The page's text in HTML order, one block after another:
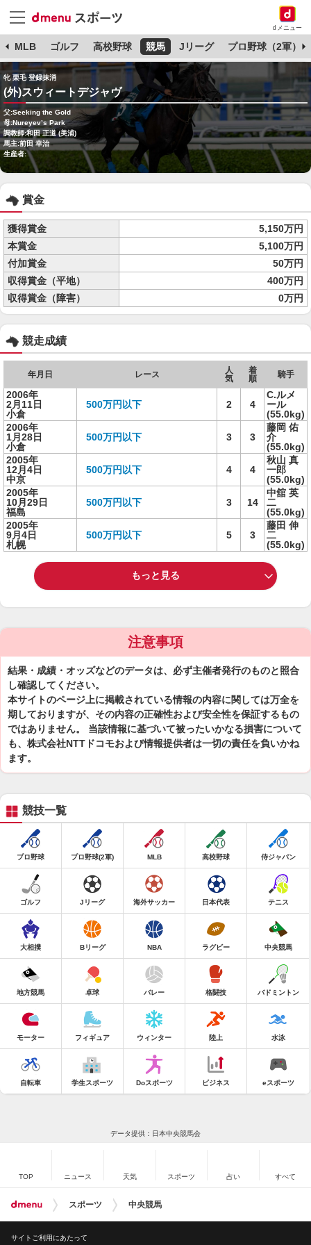
dメニュー
MLB ゴルフ 高校野球 競馬 Jリーグ プロ野球（2軍）
牝 栗毛 登録抹消
(外)スウィートデジャヴ
父:Seeking the Gold
母:Nureyev’s Park
調教師:和田 正道 (美浦)
馬主:前田 幸治
生産者:
賞金
獲得賞金
5,150万円
本賞金
5,100万円
付加賞金
50万円
収得賞金（平地）
400万円
収得賞金（障害）
0万円
競走成績
年月日 レース
人
気
着
順
騎手
2006年
2月11日
小倉
500万円以下 2 4
C.ルメ
ール
(55.0kg)
2006年
1月28日
小倉
500万円以下 3 3
藤岡 佑
介
(55.0kg)
2005年
12月4日
中京
500万円以下 4 4
秋山 真
一郎
(55.0kg)
2005年
10月29日
福島
500万円以下 3 14
中舘 英
二
(55.0kg)
2005年
9月4日
札幌
500万円以下 5 3
藤田 伸
二
(55.0kg)
もっと見る
注意事項
結果・成績・オッズなどのデータは、必ず主催者発行のものと照合
し確認してください。
本サイトのページ上に掲載されている情報の内容に関しては万全を
期しておりますが、その内容の正確性および安全性を保証するもの
ではありません。 当該情報に基づいて被ったいかなる損害について
も、株式会社NTTドコモおよび情報提供者は一切の責任を負いかね
ます。
競技一覧
プロ野球 プロ野球(2軍) MLB 高校野球 侍ジャパン
ゴルフ Jリーグ 海外サッカー 日本代表 テニス
大相撲 Bリーグ NBA ラグビー 中央競馬
地方競馬 卓球 バレー 格闘技 バドミントン
モーター フィギュア ウィンター 陸上 水泳
自転車 学生スポーツ Doスポーツ ビジネス eスポーツ
データ提供：日本中央競馬会
TOP ニュース 天気 スポーツ 占い すべて
スポーツ 中央競馬
サイトご利用にあたって